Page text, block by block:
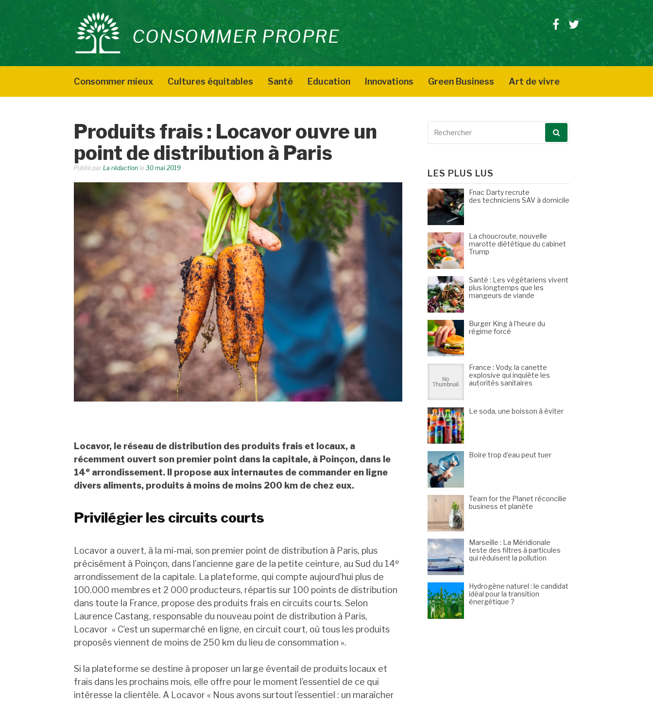
contenu
CONSOMMER PROPRE
Facebook
Twitter
Consommer mieux Cultures équitables Santé Education Innovations Green Business Art de vivre
Produits frais : Locavor ouvre un
point de distribution à Paris
Publié par La rédaction le 30 mai 2019
Locavor, le réseau de distribution des produits frais et locaux, a
récemment ouvert son premier point dans la capitale, à Poinçon, dans le
14e arrondissement. Il propose aux internautes de commander en ligne
divers aliments, produits à moins de moins 200 km de chez eux.
Privilégier les circuits courts
Locavor a ouvert, à la mi-mai, son premier point de distribution à Paris, plus
précisément à Poinçon, dans l’ancienne gare de la petite ceinture, au Sud du 14e
arrondissement de la capitale. La plateforme, qui compte aujourd’hui plus de
100.000 membres et 2 000 producteurs, répartis sur 100 points de distribution
dans toute la France, propose des produits frais en circuits courts. Selon
Laurence Castang, responsable du nouveau point de distribution à Paris,
Locavor « C’est un supermarché en ligne, en circuit court, où tous les produits
proposés viennent de moins de 250 km du lieu de consommation ».
Si la plateforme se destine à proposer un large éventail de produits locaux et
frais dans les prochains mois, elle offre pour le moment l’essentiel de ce qui
intéresse la clientèle. A Locavor « Nous avons surtout l’essentiel : un maraîcher
LES PLUS LUS
Fnac Darty recrute
des techniciens SAV à domicile
La choucroute, nouvelle
marotte diététique du cabinet
Trump
Santé : Les végétariens vivent
plus longtemps que les
mangeurs de viande
Burger King à l’heure du
régime forcé
France : Vody, la canette
explosive qui inquiète les
autorités sanitaires
Le soda, une boisson à éviter
Boire trop d’eau peut tuer
Team for the Planet réconcilie
business et planète
Marseille : La Méridionale
teste des filtres à particules
qui réduisent la pollution
Hydrogène naturel : le candidat
idéal pour la transition
énergétique ?